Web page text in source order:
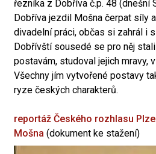
řezníka z Dobříva č.p. 48 (dnešní
Dobříva jezdil Mošna čerpat síly
divadelní práci, občas si zahrál i
Dobřívští sousedé se pro něj
postavám, studoval jejich mravy,
Všechny jím vytvořené postavy
ryze českých charakterů.
reportáž Českého rozhlasu
Mošna (dokument ke stažení)